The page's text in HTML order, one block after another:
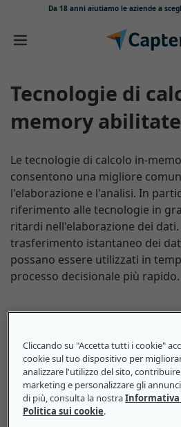
Da 18 anni aiutiamo le aziende a
Salta e vai al contenuto
Tecnologie di calcolo in-
memory abilitate
Le tecnologie di calcolo in-
consentono una migliore
l'elaborazione e l'analisi. In
riferimento alle tecnologie in
ritardi nell'elaborazione dei dati.
trasferimento istantaneo dei
possano essere utilizzati in
processo decisionale più rapido.
Tecnologie di
abilitate per HTAP:
devono sapere le
imprese
Cliccando su "Accetta tutti i cookie"
cookie sul tuo dispositivo per
analizzare l'utilizzo del sito,
marketing e personalizzare gli
di più, consulta la nostraInformativa
Politica sui cookie.